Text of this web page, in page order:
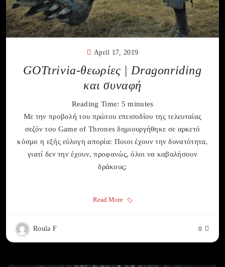
April 17, 2019
GOTtrivia-θεωρίες | Dragonriding
και συναφή
Reading Time: 5 minutes
Με την προβολή του πρώτου επεισοδίου της τελευταίας
σεζόν του Game of Thrones δημιουργήθηκε σε αρκετό
κόσμο η εξής εύλογη απορία: Ποιοι έχουν την δυνατότητα,
γιατί δεν την έχουν, προφανώς, όλοι να καβαλήσουν
δράκους;
Read More
Roula F 0